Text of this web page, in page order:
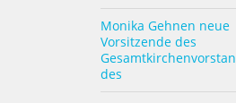
Monika Gehnen neue
Vorsitzende des
Gesamtkirchenvorstan
des